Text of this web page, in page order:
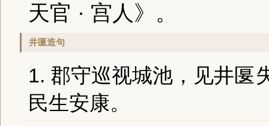
天官 · 宫人》。
井匽造句
1. 郡守巡视城池，见井匽
民生安康。